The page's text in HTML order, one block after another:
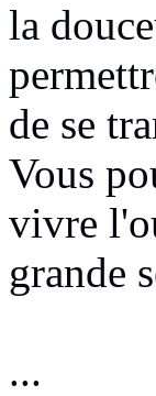
la
de se
Vous
vivre
grande
...